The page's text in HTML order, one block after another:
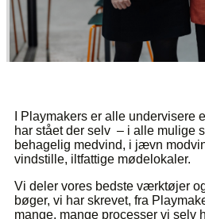
I Playmakers er alle undervisere
har stået der selv – i alle mulige
behagelig medvind, i jævn
vindstille, iltfattige mødelokaler.
Vi deler vores bedste værktøjer
bøger, vi har skrevet, fra
mange, mange processer vi selv